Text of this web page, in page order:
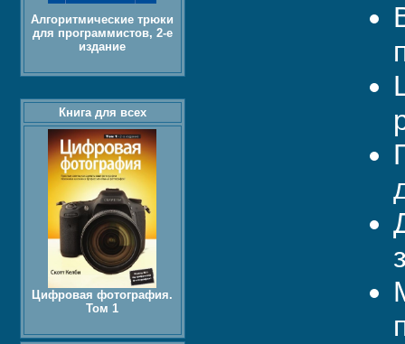
Алгоритмические трюки
для программистов, 2-е
издание
Книга для всех
Цифровая фотография.
Том 1